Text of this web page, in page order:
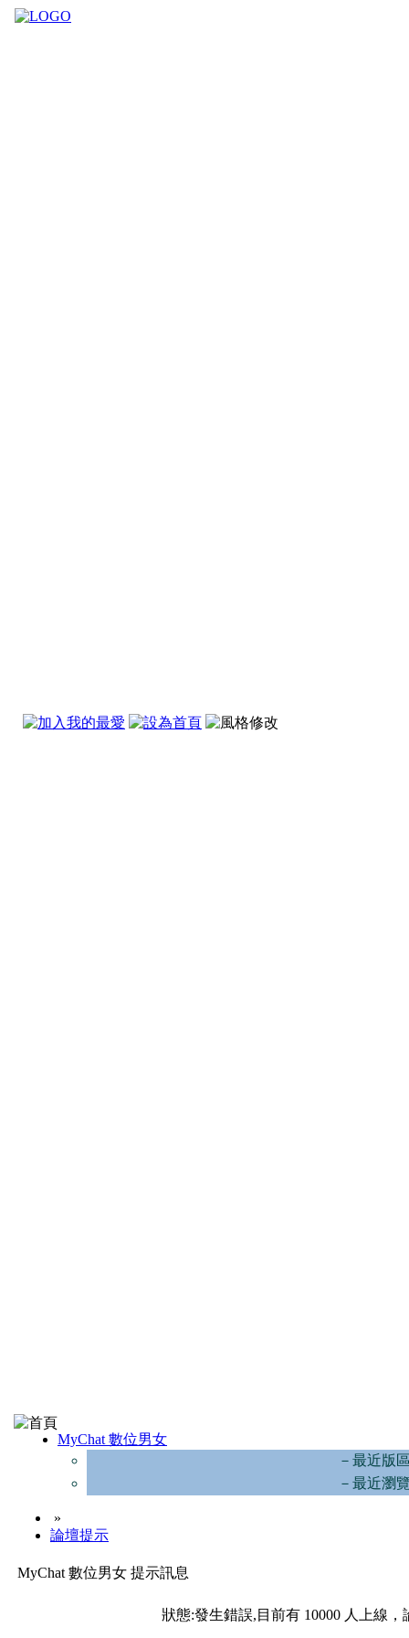
MyChat 數位男女
－最近版
－最近瀏
»
論壇提示
MyChat 數位男女 提示訊息
狀態:發生錯誤,目前有 10000 人上線